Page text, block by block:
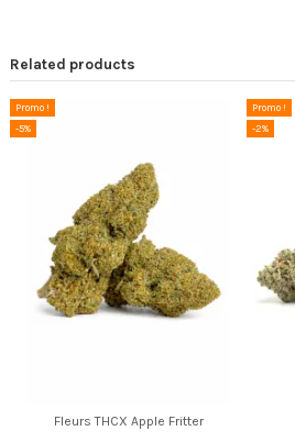
Related products
Promo !
-5%
Fleurs THCX Apple Fritter
Promo !
-2%